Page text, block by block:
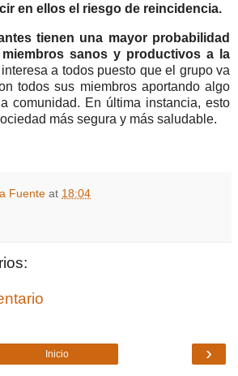
en ellos el riesgo de reincidencia.
tienen una mayor probabilidad
sanos y productivos a la
a todos puesto que el grupo va
todos sus miembros aportando algo
comunidad. En última instancia, esto
más segura y más saludable.
Fuente at 18:04
›
Inicio